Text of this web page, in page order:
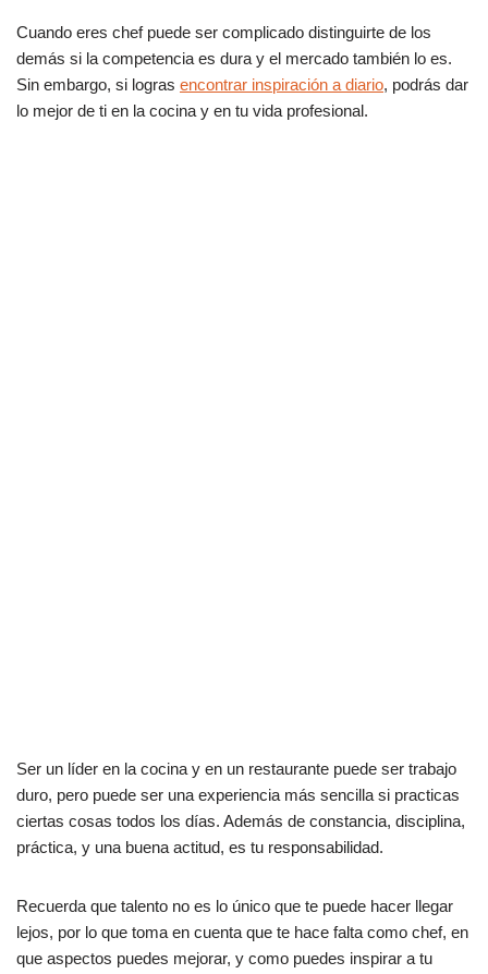
c
e
b
at
s
A
m
p
ar
Cuando eres chef puede ser complicado distinguirte de los
demás si la competencia es dura y el mercado también lo es.
Sin embargo, si logras encontrar inspiración a diario, podrás dar
lo mejor de ti en la cocina y en tu vida profesional.
Ser un líder en la cocina y en un restaurante puede ser trabajo
duro, pero puede ser una experiencia más sencilla si practicas
ciertas cosas todos los días. Además de constancia, disciplina,
práctica, y una buena actitud, es tu responsabilidad.
Recuerda que talento no es lo único que te puede hacer llegar
lejos, por lo que toma en cuenta que te hace falta como chef, en
que aspectos puedes mejorar, y como puedes inspirar a tu